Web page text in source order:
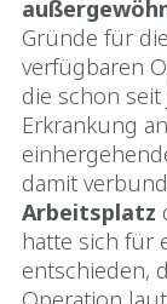
Gründe für
verfügbaren
die schon
Erkrankung
damit
Arbeitsplatz
hatte sich für
entschieden,